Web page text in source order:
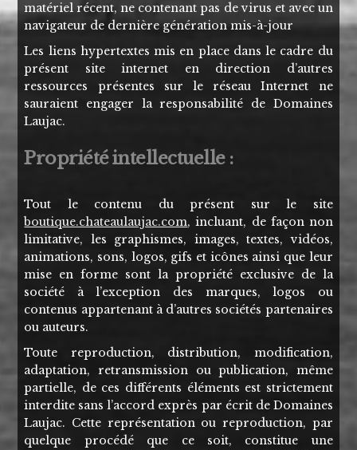
matériel récent, ne contenant pas de virus et avec un
navigateur de dernière génération mis-à-jour
Les liens hypertextes mis en place dans le cadre du
présent site internet en direction d’autres
ressources présentes sur le réseau Internet ne
sauraient engager la responsabilité de Domaines
Laujac.
Propriété intellectuelle :
Tout le contenu du présent sur le site
boutique.chateaulaujac.com, incluant, de façon non
limitative, les graphismes, images, textes, vidéos,
animations, sons, logos, gifs et icônes ainsi que leur
mise en forme sont la propriété exclusive de la
société à l’exception des marques, logos ou
contenus appartenant à d’autres sociétés partenaires
ou auteurs.
Toute reproduction, distribution, modification,
adaptation, retransmission ou publication, même
partielle, de ces différents éléments est strictement
interdite sans l’accord exprès par écrit de Domaines
Laujac. Cette représentation ou reproduction, par
quelque procédé que ce soit, constitue une